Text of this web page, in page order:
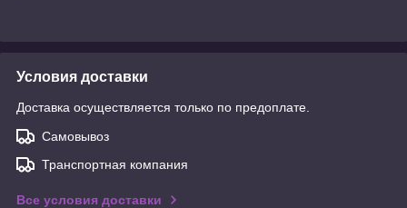
Условия доставки
Доставка осуществляется только по предоплате.
Самовывоз
Транспортная компания
Все условия доставки